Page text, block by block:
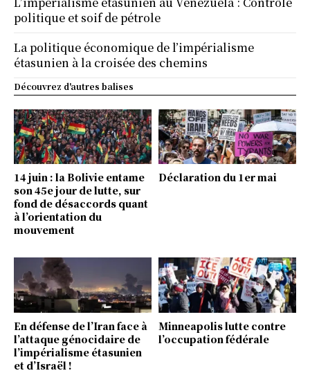
Découvrez d'autres balises
14 juin : la Bolivie entame
son 45e jour de lutte, sur
fond de désaccords quant
à l’orientation du
mouvement
Déclaration du 1er mai
En défense de l’Iran face à
l’attaque génocidaire de
l’impérialisme étasunien
et d’Israël !
Minneapolis lutte contre
l’occupation fédérale
politique et soif de pétrole
La politique économique de l’impérialisme
étasunien à la croisée des chemins